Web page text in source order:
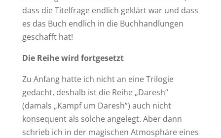
dass die Titelfrage endlich geklärt war und dass
es das Buch endlich in die Buchhandlungen
geschafft hat!
Die Reihe wird fortgesetzt
Zu Anfang hatte ich nicht an eine Trilogie
gedacht, deshalb ist die Reihe „Daresh“
(damals „Kampf um Daresh”) auch nicht
konsequent als solche angelegt. Aber dann
schrieb ich in der magischen Atmosphäre eines